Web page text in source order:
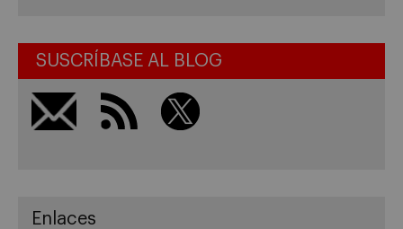
SUSCRÍBASE AL BLOG
Enlaces